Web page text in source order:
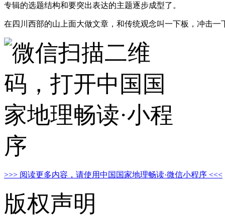
专辑的选题结构和要突出表达的主题逐步成型了。
在四川西部的山上面大做文章，和传统观念叫一下板，冲击
>>> 阅读更多内容，请使用中国国家地理畅读·微信小程序 <<<
版权声明